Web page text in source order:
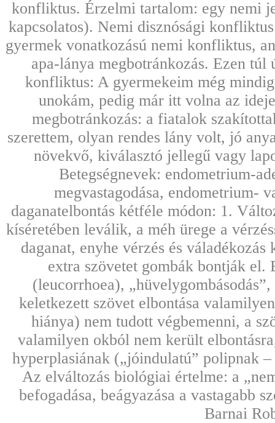
konfliktus. Érzelmi tartalom: egy nemi
kapcsolatos). Nemi disznósági
gyermek vonatkozású nemi konfliktus,
apa-lánya megbotránkozás. Ezen
konfliktus: A gyermekeim még
unokám, pedig már itt volna az
megbotránkozás: a fiatalok
szerettem, olyan rendes lány volt, jó
növekvő, kiválasztó jellegű vagy
Betegségnevek: endometrium-
megvastagodása, endometrium-
daganatelbontás kétféle módon: 1.
kíséretében leválik, a méh ürege a
daganat, enyhe vérzés és
extra szövetet gombák bontják el.
(leucorrhoea),
keletkezett szövet elbontása
hiánya) nem tudott végbemenni, a
valamilyen okból nem került
hyperplasiának („jóindulatú” polipnak
Az elváltozás biológiai értelme: a
befogadása, beágyazása a vastagabb
Barnai